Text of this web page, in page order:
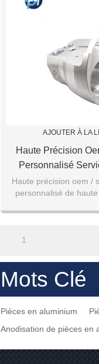
AJOUTER À LA
Haute Précision
Personnalisé
Alliage D'aluminium
Pièces De
Haute précision oem /
personnalisé de
7075/5051/
1
Mots Clé
Pièces en aluminium
Anodisation de pièces en